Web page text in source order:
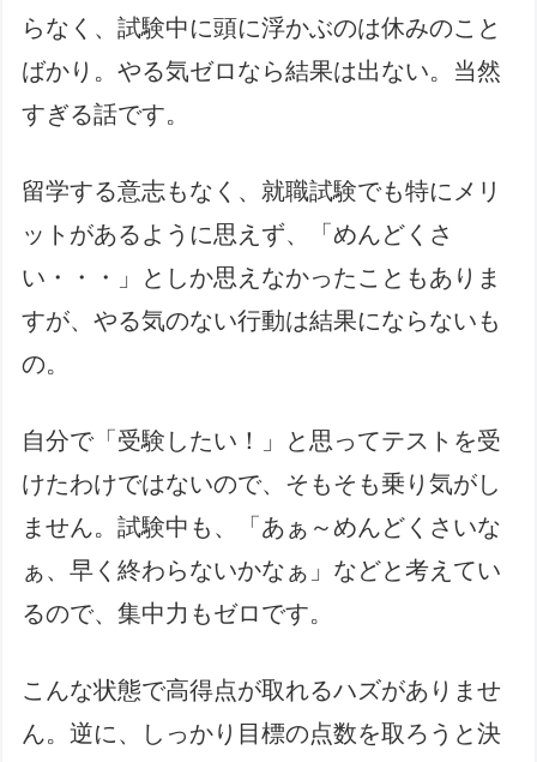
らなく、試験中に頭に浮かぶのは休みのこと
ばかり。やる気ゼロなら結果は出ない。当然
すぎる話です。
留学する意志もなく、就職試験でも特にメリ
ットがあるように思えず、「めんどくさ
い・・・」としか思えなかったこともありま
すが、やる気のない行動は結果にならないも
の。
自分で「受験したい！」と思ってテストを受
けたわけではないので、そもそも乗り気がし
ません。試験中も、「あぁ～めんどくさいな
ぁ、早く終わらないかなぁ」などと考えてい
るので、集中力もゼロです。
こんな状態で高得点が取れるハズがありませ
ん。逆に、しっかり目標の点数を取ろうと決